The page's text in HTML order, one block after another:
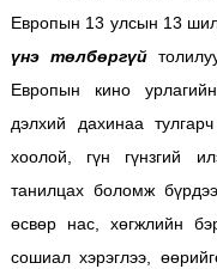
Европын 13 улсын 13
үнэ төлбөргүй
Европын кино
дэлхий дахинаа
хоолой, гүн гүнзгий
танилцах боломж
өсвөр нас, хөгжлийн
сошиал хэрэглээ,